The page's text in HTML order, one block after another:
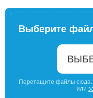
Выберите
Перетащите файлы
или